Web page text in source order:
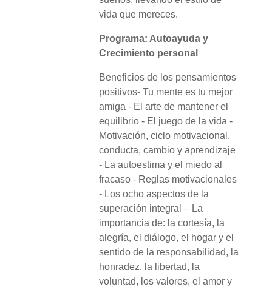
vida que mereces.
Programa: Autoayuda y
Crecimiento personal
Beneficios de los pensamientos
positivos- Tu mente es tu mejor
amiga - El arte de mantener el
equilibrio - El juego de la vida -
Motivación, ciclo motivacional,
conducta, cambio y aprendizaje
- La autoestima y el miedo al
fracaso - Reglas motivacionales
- Los ocho aspectos de la
superación integral – La
importancia de: la cortesía, la
alegría, el diálogo, el hogar y el
sentido de la responsabilidad, la
honradez, la libertad, la
voluntad, los valores, el amor y